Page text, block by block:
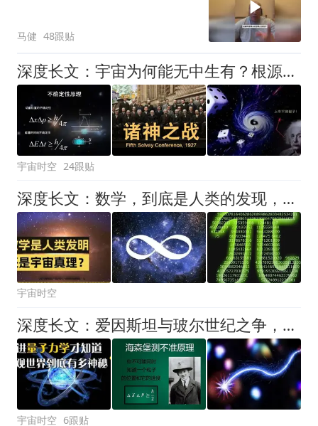
马健 48跟贴
深度长文：宇宙为何能无中生有？根源藏在量子底层规则里！
宇宙时空 24跟贴
深度长文：数学，到底是人类的发现，还是发明？
宇宙时空
深度长文：爱因斯坦与玻尔世纪之争，宇宙的本质是随机还是确定？
宇宙时空 6跟贴